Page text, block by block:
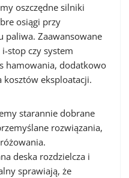
oszczędne silniki
osiągi przy
paliwa. Zaawansowane
stop czy system
hamowania, dodatkowo
kosztów eksploatacji.
starannie dobrane
rozwiązania,
deska rozdzielcza i
sprawiają, że